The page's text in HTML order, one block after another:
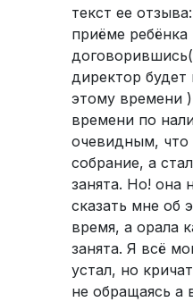
текст ее
приёме
директор
этому времени
времени по
очевидным, что
собрание, а
занята. Но! она
сказать мне об
время, а орала
занята. Я всё
устал, но
не обращаясь а